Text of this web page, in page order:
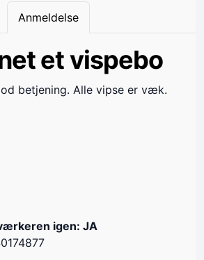
Anmeldelse
et vispebo
betjening. Alle vipse er væk.
igen: JA